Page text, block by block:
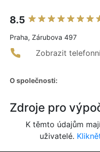
8.5
Praha, Zárubova 497
Zobrazit
O společnosti:
Zdroje pro
K těmto údajům
uživatelé.